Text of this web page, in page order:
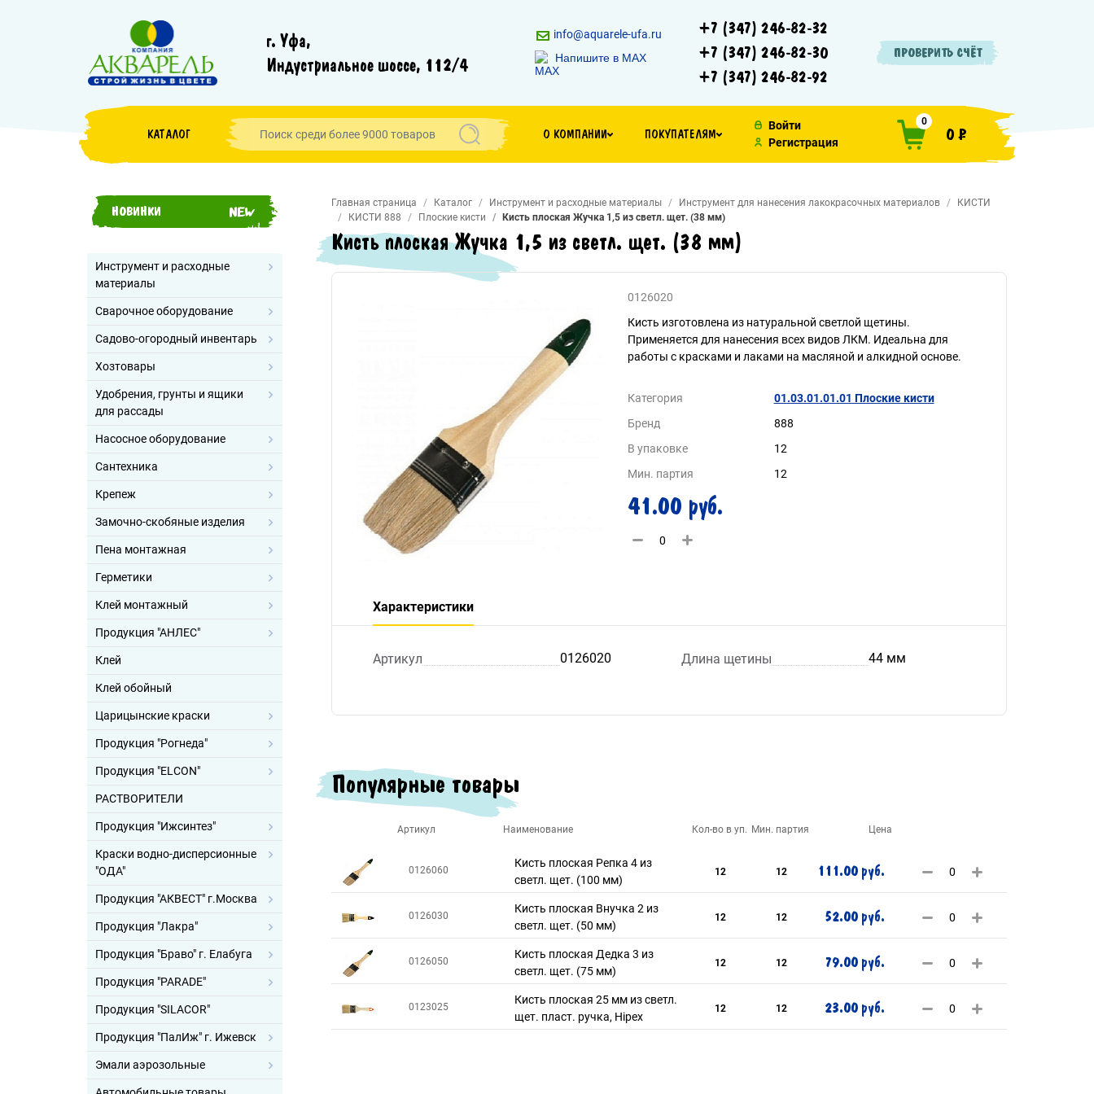
г. Уфа,
Индустриальное шоссе, 112/4
info@aquarele-ufa.ru
Напишите в MAX
+7 (347) 246-82-32
+7 (347) 246-82-30
+7 (347) 246-82-92
ПРОВЕРИТЬ СЧЁТ
КАТАЛОГ О КОМПАНИИ ПОКУПАТЕЛЯМ
Войти
Регистрация
0
0 ₽
НОВИНКИ
Инструмент и расходные
материалы
Сварочное оборудование
Садово-огородный инвентарь
Хозтовары
Удобрения, грунты и ящики
для рассады
Насосное оборудование
Сантехника
Крепеж
Замочно-скобяные изделия
Пена монтажная
Герметики
Клей монтажный
Продукция "АНЛЕС"
Клей
Клей обойный
Царицынские краски
Продукция "Рогнеда"
Продукция "ELCON"
РАСТВОРИТЕЛИ
Продукция "Ижсинтез"
Краски водно-дисперсионные
"ОДА"
Продукция "АКВЕСТ" г.Москва
Продукция "Лакра"
Продукция "Браво" г. Елабуга
Продукция "PARADE"
Продукция "SILACOR"
Продукция "ПалИж" г. Ижевск
Эмали аэрозольные
Главная страница Каталог Инструмент и расходные материалы Инструмент для нанесения лакокрасочных материалов
КИСТИ
КИСТИ 888
Плоские кисти Кисть плоская Жучка 1,5 из светл. щет. (38 мм)
Кисть плоская Жучка 1,5 из светл. щет. (38 мм)
0126020
Кисть изготовлена из натуральной светлой щетины.
Применяется для нанесения всех видов ЛКМ. Идеальна для
работы с красками и лаками на масляной и алкидной основе.
Категория
01.03.01.01.01 Плоские кисти
Бренд
888
В упаковке
12
Мин. партия
12
41.00 руб.
Характеристики
Артикул 0126020 Длина щетины 44 мм
Популярные товары
Артикул Наименование Кол-во в уп. Мин. партия Цена
0126060
Кисть плоская Репка 4 из
светл. щет. (100 мм)
12 12 111.00 руб.
0126030
Кисть плоская Внучка 2 из
светл. щет. (50 мм)
12 12 52.00 руб.
0126050
Кисть плоская Дедка 3 из
светл. щет. (75 мм)
12 12 79.00 руб.
0123025
Кисть плоская 25 мм из светл.
щет. пласт. ручка, Hipex
12 12 23.00 руб.